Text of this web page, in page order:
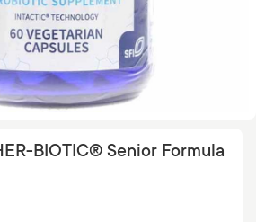
BIOTIC® Senior Formula